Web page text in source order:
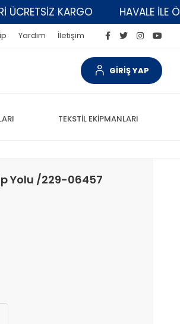
KARGO HAVALE İLE
Yardım İletişim
GİRİŞ YAP
TEKSTİL EKİPMANLARI
Yolu /229-06457